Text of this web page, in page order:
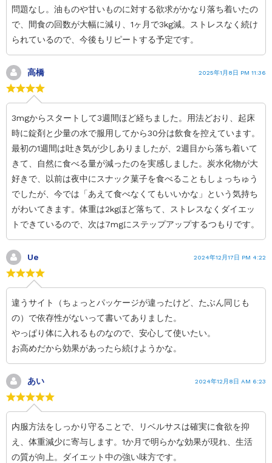
問題なし。油ものや甘いものに対する欲求がかなり落ち着いたの
で、間食の回数が大幅に減り、1ヶ月で3kg減。ストレスなく続け
られているので、今後もリピートする予定です。
高橋 2025年1月8日 PM 11:36
3mgからスタートして3週間ほど経ちました。用法どおり、起床
時に錠剤と少量の水で服用してから30分は飲食を控えています。
最初の1週間は吐き気が少しありましたが、2週目から落ち着いて
きて、自然に食べる量が減ったのを実感しました。炭水化物が大
好きで、以前は夜中にスナック菓子を食べることもしょっちゅう
でしたが、今では「あえて食べなくてもいいかな」という気持ち
がわいてきます。体重は2kgほど落ちて、ストレスなくダイエッ
トできているので、次は7mgにステップアップするつもりです。
Ue 2024年12月17日 PM 4:22
違うサイト（ちょっとパッケージが違ったけど、たぶん同じも
の）で依存性がないって書いてありました。
やっぱり体に入れるものなので、安心して使いたい。
お高めだから効果があったら続けようかな。
あい 2024年12月8日 AM 6:23
内服方法をしっかり守ることで、リベルサスは確実に食欲を抑
え、体重減少に寄与します。1か月で明らかな効果が現れ、生活
の質が向上。ダイエット中の強い味方です。